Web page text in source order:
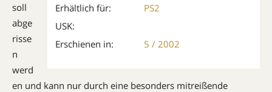
Erhältlich für:
PS2
USK:
Erschienen in:
5 / 2002
soll
abge
risse
n
werd
en und kann nur durch eine besonders mitreißende